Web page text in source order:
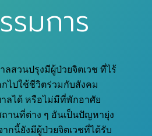
มการ
ลสวนปรุงมีผู้ป่วยจิตเวช ที่ไร้
ไปใช้ชีวิตร่วมกับสังคม
ลได้ หรือไม่มีที่พักอาศัย
ถานที่ต่าง ๆ อันเป็นปัญหายุ่ง
กนี้ยังมีผู้ป่วยจิตเวชที่ได้รับ